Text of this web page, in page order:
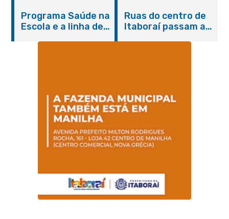
serviços gratuitos e
orientações
Programa Saúde na
Escola e a linha de
Magalhães Seabra
Ruas do centro de
Itaboraí passam a